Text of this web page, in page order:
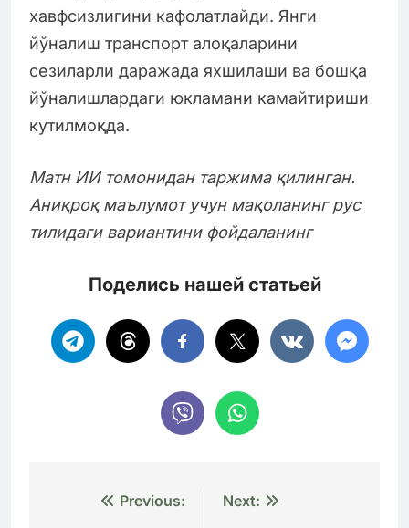
хавфсизлигини кафолатлайди. Янги
йўналиш транспорт алоқаларини
сезиларли даражада яхшилаши ва бошқа
йўналишлардаги юкламани камайтириши
кутилмоқда.
Матн ИИ томонидан таржима қилинган.
Аниқроқ маълумот учун мақоланинг рус
тилидаги вариантини фойдаланинг
Поделись нашей статьей
Навигация
Previous:
Next: